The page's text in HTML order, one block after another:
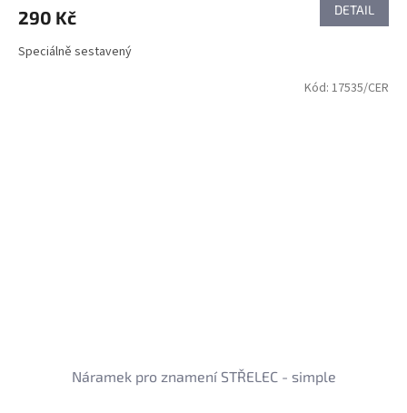
290 Kč DETAIL
Speciálně sestavený
Náramek pro znamení STŘELEC - simple
Kód: 17535/CER